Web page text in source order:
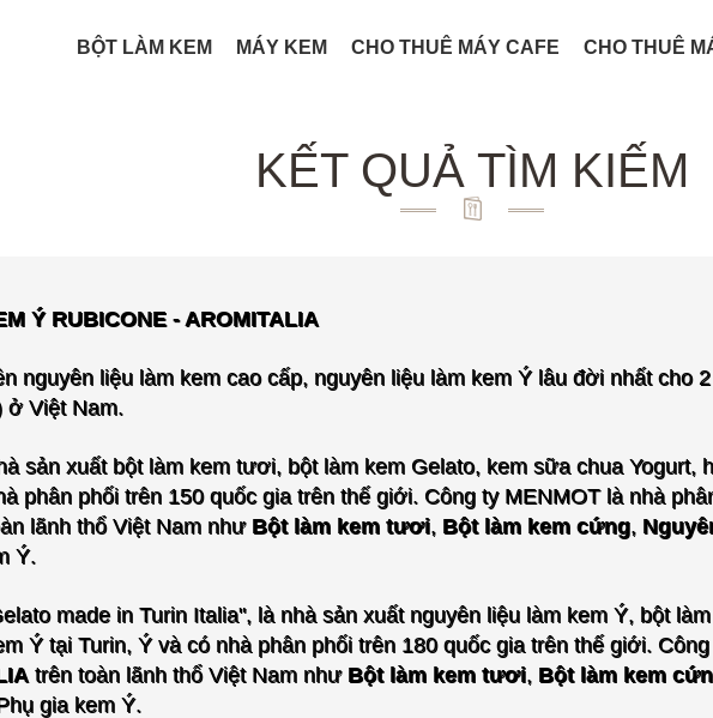
BỘT LÀM KEM MÁY KEM CHO THUÊ MÁY CAFE CHO THUÊ
KẾT QUẢ TÌM KIẾM
Ý RUBICONE - AROMITALIA
nguyên liệu làm kem cao cấp, nguyên liệu làm kem Ý lâu đời nhất cho
ở Việt Nam.
sản xuất bột làm kem tươi, bột làm kem Gelato, kem sữa chua Yogurt,
phân phối trên 150 quốc gia trên thế giới. Công ty MENMOT là nhà
lãnh thổ Việt Nam như Bột làm kem tươi, Bột làm kem cứng,
Ý.
made in Turin Italia", là nhà sản xuất nguyên liệu làm kem Ý, bột
Ý tại Turin, Ý và có nhà phân phối trên 180 quốc gia trên thế giới.
trên toàn lãnh thổ Việt Nam như Bột làm kem tươi, Bột làm kem
gia kem Ý.